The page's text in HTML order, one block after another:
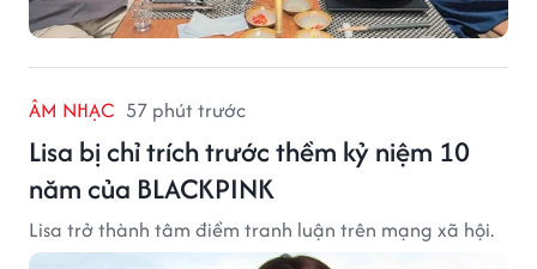
ÂM NHẠC 57 phút trước
Lisa bị chỉ trích trước thềm kỷ niệm 10
năm của BLACKPINK
Lisa trở thành tâm điểm tranh luận trên mạng xã hội.